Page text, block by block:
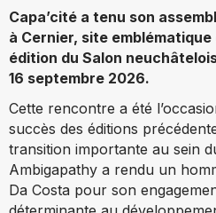
Capa’cité a tenu son
à Cernier, site
édition du Salon
16 septembre 2026.
Cette rencontre a été
succès des éditions
transition importante au sein
Ambigapathy a rendu un
Da Costa pour son